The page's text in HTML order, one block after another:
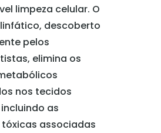
limpeza celular. O
descoberto
pelos
elimina os
nos tecidos
as
associadas